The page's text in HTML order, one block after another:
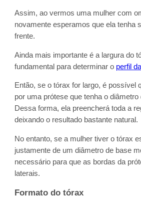
Assim, ao vermos uma mulher com
novamente esperamos que ela tenha
frente.
Ainda mais importante é a largura do
fundamental para determinar o perfil
Então, se o tórax for largo, é possível
por uma prótese que tenha o diâmetro
Dessa forma, ela preencherá toda a
deixando o resultado bastante natural.
No entanto, se a mulher tiver o tórax
justamente de um diâmetro de base
necessário para que as bordas da
laterais.
Formato do tórax